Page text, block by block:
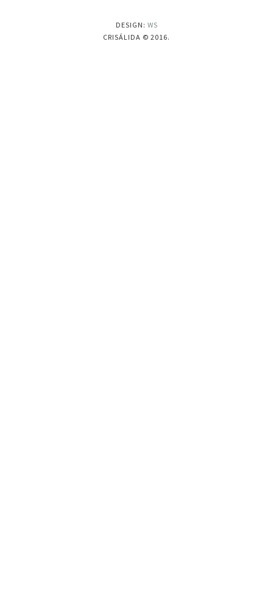
DESIGN: WS
CRISÁLIDA © 2016.